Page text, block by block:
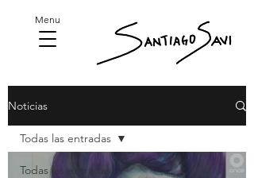
Menu
Noticias
Todas las entradas
Todas las entradas